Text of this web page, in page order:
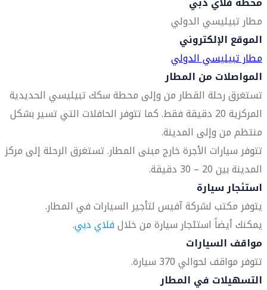
مطار تبيليسي الدولي
الموقع الإلكتروني
مطار تبيليسي الدولي
المواصلات من المطار
تستغرق رحلة القطار من وإلى محطة سكك تبيليسي الحديدية
المركزية 20 دقيقة فقط. كما تتوفر الحافلات التي تسير بشكل
منتظم من وإلى المدينة.
تتوفر سيارات الأجرة خارج مبنى المطار. تستغرق الرحلة إلى مركز
المدينة بين 20 – 30 دقيقة.
استئجار سيارة
يتوفر مكتب لشركة آفيس لتأجير السيارات في المطار.
يمكنك أيضاً استئجار سيارة من خلالفلاي دبي.
مواقف السيارات
تتوفر مواقف لحوالي 370 سيارة.
التسهيلات في المطار